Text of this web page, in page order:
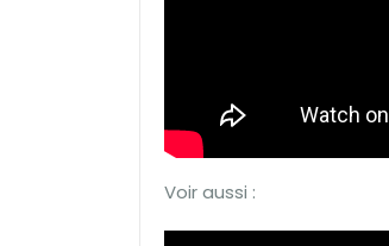
Voir aussi :